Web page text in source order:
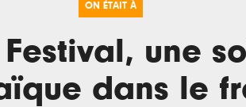
ON ÉTAIT À
Festival, une
dans le